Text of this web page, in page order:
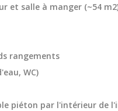
et salle à manger (~54
rangements
WC)
piéton par l'intérieur de